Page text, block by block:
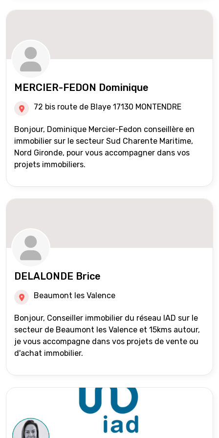
MERCIER-FEDON Dominique
72 bis route de Blaye 17130 MONTENDRE
Bonjour, Dominique Mercier-Fedon conseillère en
immobilier sur le secteur Sud Charente Maritime,
Nord Gironde, pour vous accompagner dans vos
projets immobiliers.
DELALONDE Brice
Beaumont les Valence
Bonjour, Conseiller immobilier du réseau IAD sur le
secteur de Beaumont les Valence et 15kms autour,
je vous accompagne dans vos projets de vente ou
d'achat immobilier.